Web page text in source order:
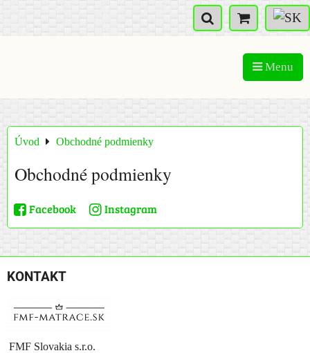
Menu
Úvod Obchodné podmienky
Obchodné podmienky
Facebook Instagram
KONTAKT
FMF Slovakia s.r.o.